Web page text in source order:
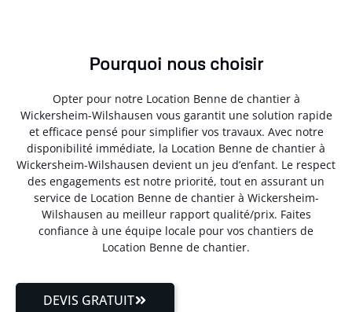
Pourquoi nous choisir
Opter pour notre Location Benne de chantier à
Wickersheim-Wilshausen vous garantit une solution rapide
et efficace pensé pour simplifier vos travaux. Avec notre
disponibilité immédiate, la Location Benne de chantier à
Wickersheim-Wilshausen devient un jeu d’enfant. Le respect
des engagements est notre priorité, tout en assurant un
service de Location Benne de chantier à Wickersheim-
Wilshausen au meilleur rapport qualité/prix. Faites
confiance à une équipe locale pour vos chantiers de
Location Benne de chantier.
DEVIS GRATUIT